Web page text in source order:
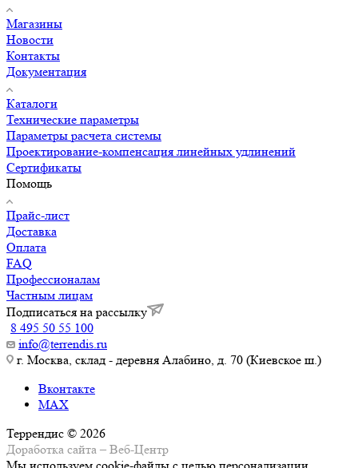
Магазины
Новости
Контакты
Документация
Каталоги
Технические параметры
Параметры расчета системы
Проектирование-компенсация линейных удлинений
Сертификаты
Помощь
Прайс-лист
Доставка
Оплата
FAQ
Профессионалам
Частным лицам
Подписаться на рассылку
8 495 50 55 100
info@terrendis.ru
г. Москва, склад - деревня Алабино, д. 70 (Киевское ш.)
Вконтакте
MAX
Террендис © 2026
Доработка сайта – Веб-Центр